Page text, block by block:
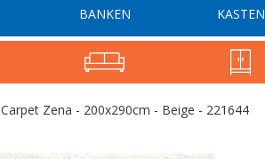
BANKEN KASTEN
Carpet Zena - 200x290cm - Beige - 221644